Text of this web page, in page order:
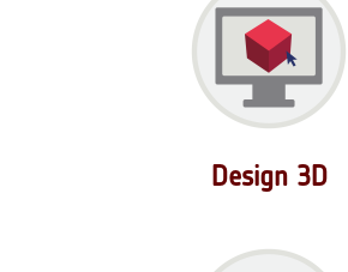
Design 3D